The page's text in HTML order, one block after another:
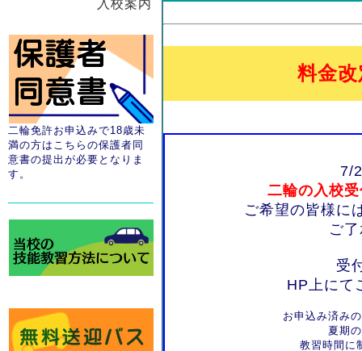
入校案内
二輪免許お申込みで18歳未
満の方はこちらの保護者同
意書の提出が必要となりま
す。
料金
7/
二輪の入校
ご希望の皆様に
ご
受
HP上にて
お申込み済み
夏期
教習時間に